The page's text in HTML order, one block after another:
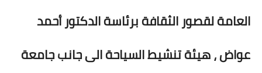
العامة لقصور الثقافة برئاسة الدكتور أحمد
عواض ، هيئة تنشيط السياحة الى جانب جامعة